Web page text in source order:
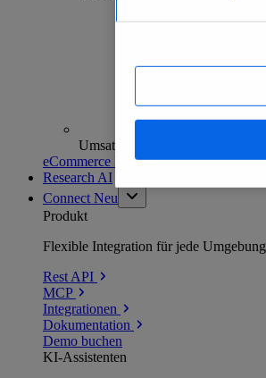
Umsatzanalysen und -prognosen
eCommerce Insights entdecken
Research AI
Connect Neu
Produkt
Flexible Integration für jede Umgebung
Rest API
MCP
Integrationen
Dokumentation
Demo buchen
KI-Assistenten